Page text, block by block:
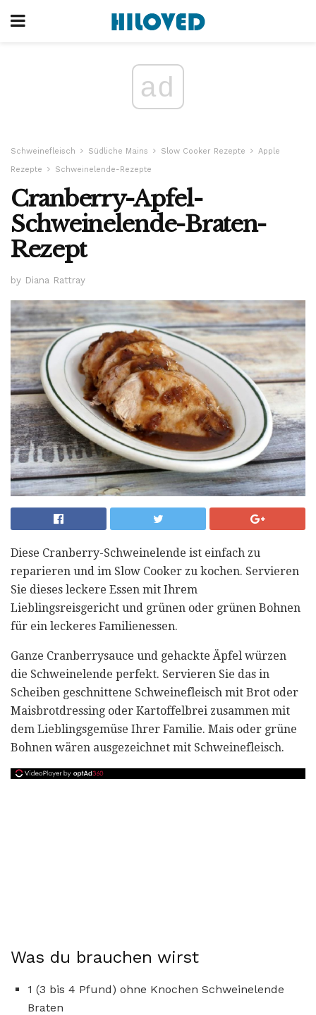
ad
Schweinefleisch Südliche Mains Slow Cooker Rezepte
Apple
Rezepte
Schweinelende-Rezepte
Cranberry-Apfel-
Schweinelende-Braten-
Rezept
by Diana Rattray
Diese Cranberry-Schweinelende ist einfach zu
reparieren und im Slow Cooker zu kochen. Servieren
Sie dieses leckere Essen mit Ihrem
Lieblingsreisgericht und grünen oder grünen Bohnen
für ein leckeres Familienessen.
Ganze Cranberrysauce und gehackte Äpfel würzen
die Schweinelende perfekt. Servieren Sie das in
Scheiben geschnittene Schweinefleisch mit Brot oder
Maisbrotdressing oder Kartoffelbrei zusammen mit
dem Lieblingsgemüse Ihrer Familie. Mais oder grüne
Bohnen wären ausgezeichnet mit Schweinefleisch.
Was du brauchen wirst
1 (3 bis 4 Pfund) ohne Knochen Schweinelende
Braten